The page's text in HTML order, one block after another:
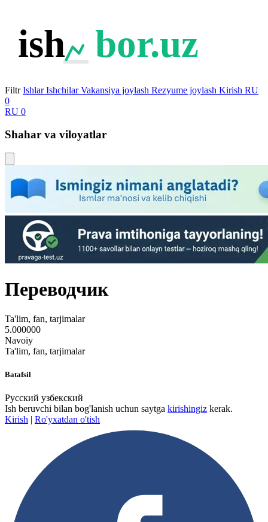
ish bor.uz
Filtr Ishlar Ishchilar Vakansiya joylash Rezyume joylash Kirish RU
0
RU 0
Shahar va viloyatlar
Переводчик
Ta'lim, fan, tarjimalar
5.000000
Navoiy
Ta'lim, fan, tarjimalar
Batafsil
Русский узбекский
Ish beruvchi bilan bog'lanish uchun saytga kirishingiz kerak.
Kirish | Ro'yxatdan o'tish